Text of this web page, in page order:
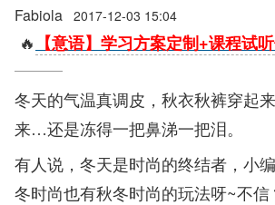
Fabiola 2017-12-03 15:04
🔥 【意语】学习方案定制+课程试
冬天的气温真调皮，秋衣秋裤穿起
来…还是冻得一把鼻涕一把泪。
有人说，冬天是时尚的终结者，小
冬时尚也有秋冬时尚的玩法呀~不信